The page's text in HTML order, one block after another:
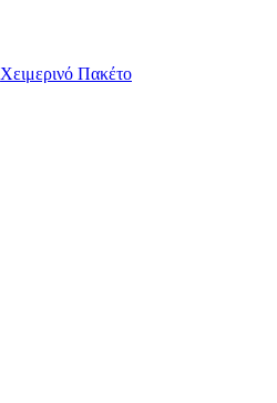
Χειμερινό Πακέτο